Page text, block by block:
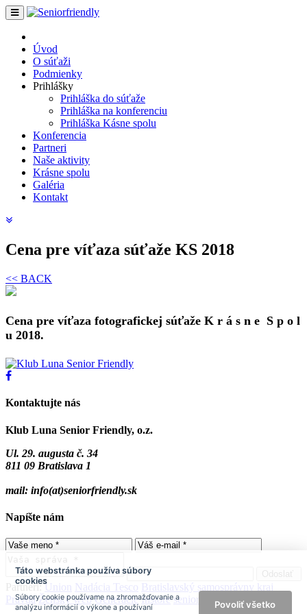
Úvod
O súťaži
Podmienky
Prihlášky
Prihláška do súťaže
Prihláška na konferenciu
Prihláška Kásne spolu
Konferencia
Partneri
Naše aktivity
Krásne spolu
Galéria
Kontakt
Cena pre víťaza súťaže KS 2018
<< BACK
Cena pre víťaza fotografickej súťaže K r á s n e S p o l
u 2018.
Kontaktujte nás
Klub Luna Senior Friendly, o.z.
Ul. 29. augusta č. 34
811 09 Bratislava 1
mail: info(at)seniorfriendly.sk
Napíšte nám
Partneri: Union Nadácia Tesco Bratislavský samosprávny kraj
Pravda Ženský web Generácie Instore senior.sk
Táto webstránka používa súbory
cookies
Súbory cookie používame na zhromažďovanie a
analýzu informácií o výkone a používaní
Povoliť všetko